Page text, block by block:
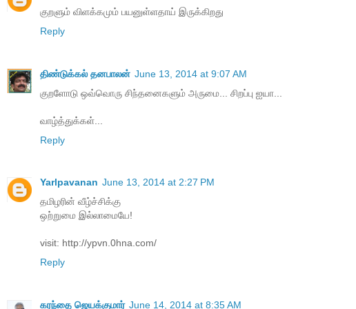
குறளும் விளக்கமும் பயனுள்ளதாய் இருக்கிறது
Reply
திண்டுக்கல் தனபாலன் June 13, 2014 at 9:07 AM
குறளோடு ஒவ்வொரு சிந்தனைகளும் அருமை... சிறப்பு ஐயா...
வாழ்த்துக்கள்...
Reply
Yarlpavanan June 13, 2014 at 2:27 PM
தமிழரின் வீழ்ச்சிக்கு
ஒற்றுமை இல்லாமையே!
visit: http://ypvn.0hna.com/
Reply
கரந்தை ஜெயக்குமார் June 14, 2014 at 8:35 AM